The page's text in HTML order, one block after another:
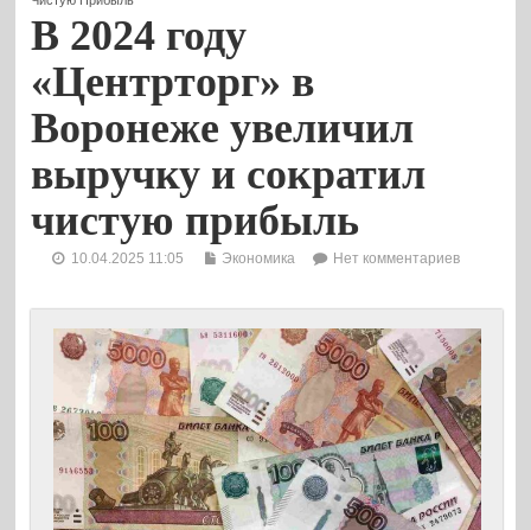
В 2024 году
«Центрторг» в
Воронеже увеличил
выручку и сократил
чистую прибыль
10.04.2025 11:05 Экономика Нет комментариев